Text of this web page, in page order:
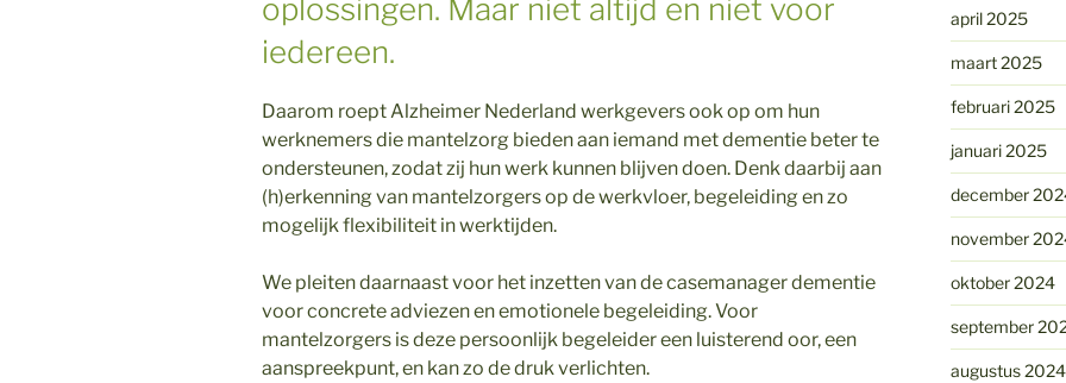
oplossingen. Maar niet altijd en niet voor
iedereen.
Daarom roept Alzheimer Nederland werkgevers ook op om hun
werknemers die mantelzorg bieden aan iemand met dementie beter te
ondersteunen, zodat zij hun werk kunnen blijven doen. Denk daarbij aan
(h)erkenning van mantelzorgers op de werkvloer, begeleiding en zo
mogelijk flexibiliteit in werktijden.
We pleiten daarnaast voor het inzetten van de casemanager dementie
voor concrete adviezen en emotionele begeleiding. Voor
mantelzorgers is deze persoonlijk begeleider een luisterend oor, een
aanspreekpunt, en kan zo de druk verlichten.
april 2025
maart 2025
februari 2025
januari 2025
december
november
oktober 2024
september
augustus 2024